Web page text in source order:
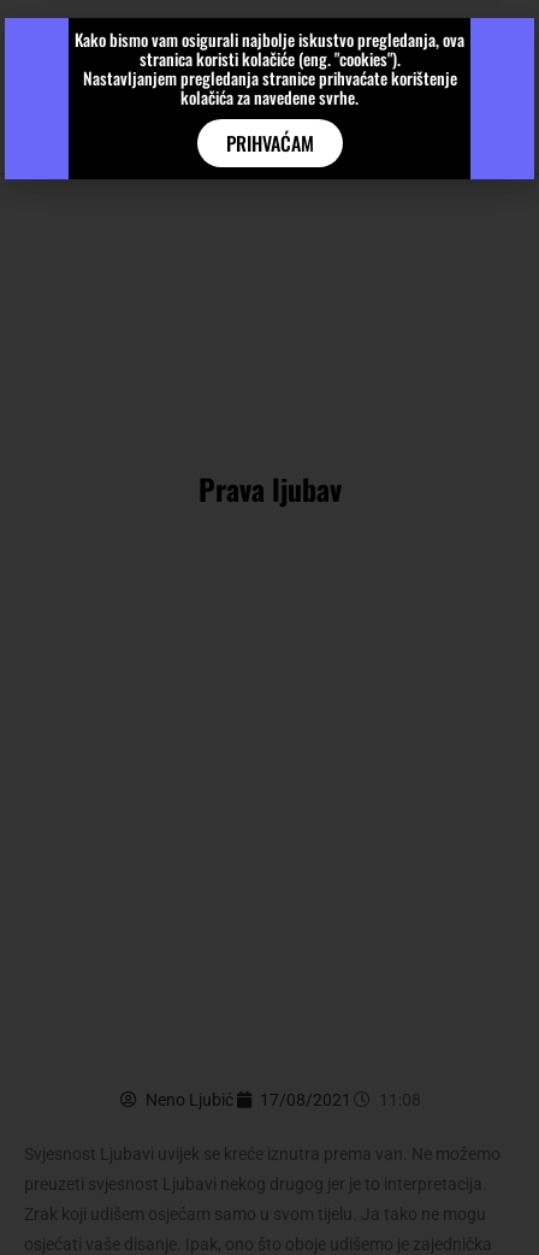
Prava ljubav
Neno Ljubić 17/08/2021 11:08
Svjesnost Ljubavi uvijek se kreće iznutra prema van. Ne možemo
preuzeti svjesnost Ljubavi nekog drugog jer je to interpretacija.
Zrak koji udišem osjećam samo u svom tijelu. Ja tako ne mogu
osjećati vaše disanje. Ipak, ono što oboje udišemo je zajednička
Kako bismo vam osigurali najbolje iskustvo pregledanja, ova
stranica koristi kolačiće (eng. "cookies").
Nastavljanjem pregledanja stranice prihvaćate korištenje
kolačića za navedene svrhe.
PRIHVAĆAM